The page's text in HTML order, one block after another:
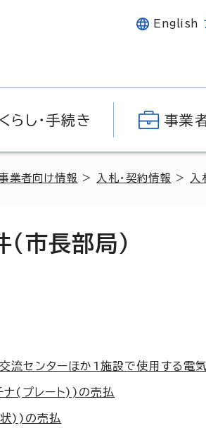
English
くらし・手続き 事業
業者向け情報 > 入札・契約情報 > 入
市長部局）
交流センターほか1施設で使用する電
ナ(プレート))の売払
状))の売払